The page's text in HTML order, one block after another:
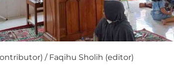
/ Faqihu Sholih (editor)